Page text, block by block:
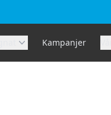
Kampanjer